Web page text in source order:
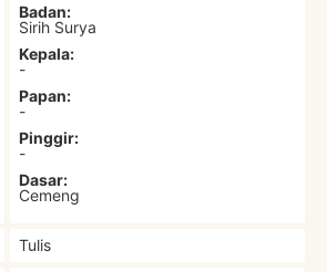
Badan:
Sirih Surya
Kepala:
-
Papan:
-
Pinggir:
-
Dasar:
Cemeng
Tulis